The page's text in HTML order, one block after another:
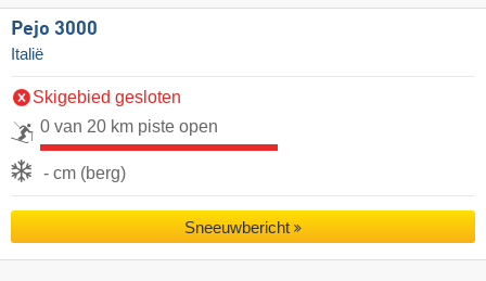
Pejo 3000
Italië
Skigebied gesloten
0 van 20 km piste open
- cm (berg)
Sneeuwbericht